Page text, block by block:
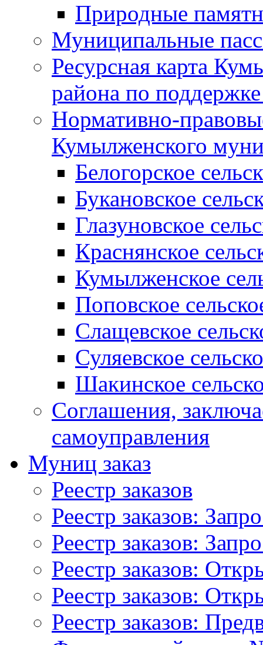
Природные
Муниципальные
Ресурсная карта
района по
Нормативно-
Кумылженского
Белогорское
Букановское
Глазуновское
Краснянское
Кумылженское
Поповское
Слащевское
Суляевское
Шакинское
Соглашения,
самоуправления
Муниц заказ
Реестр заказов
Реестр заказов:
Реестр заказов:
Реестр заказов:
Реестр заказов:
Реестр заказов: